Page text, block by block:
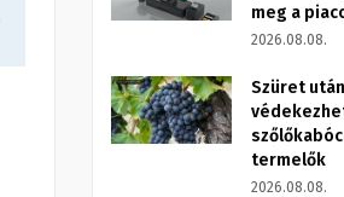
meg a
2026.08.08.
Szüret
termelők
2026.08.08.